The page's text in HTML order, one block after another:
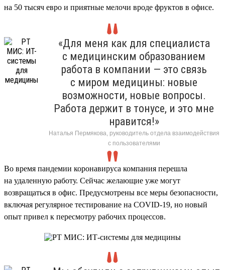
на 50 тысяч евро и приятные мелочи вроде фруктов в офисе.
«Для меня как для специалиста
с медицинским образованием
работа в компании — это связь
с миром медицины: новые
возможности, новые вопросы.
Работа держит в тонусе, и это мне
нравится!»
Наталья Пермякова, руководитель отдела взаимодействия
с пользователями
Во время пандемии коронавируса компания перешла
на удаленную работу. Сейчас желающие уже могут
возвращаться в офис. Предусмотрены все меры безопасности,
включая регулярное тестирование на COVID-19, но новый
опыт привел к пересмотру рабочих процессов.